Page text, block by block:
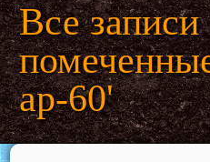
Все записи
ар-60'